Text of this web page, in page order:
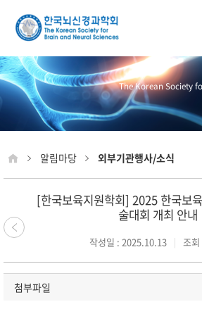
The Korean Society
알림마당 외부기관행사/소식
[한국보육지원학회] 2025 한국보
술대회 개최 안내
작성일 : 2025.10.13 조
첨부파일